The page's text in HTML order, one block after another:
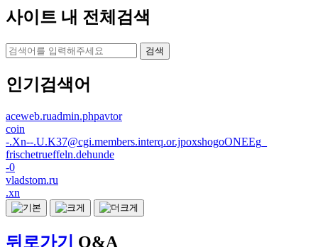
사이트 내 전체검색
검색
인기검색어
aceweb.ruadmin.phpavtor
coin
-.Xn--.U.K37@cgi.members.interq.or.jpoxshogoONEEg_
frischetrueffeln.dehunde
-0
vladstom.ru
.xn
뒤로가기 Q&A